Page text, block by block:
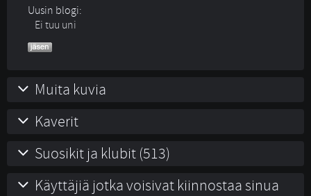
Uusin blogi:
Ei tuu uni
Muita kuvia
Kaverit
Suosikit ja klubit (513)
Käyttäjiä jotka voisivat kiinnostaa sinua